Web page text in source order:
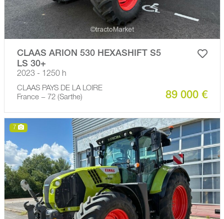
CLAAS ARION 530 HEXASHIFT S5
LS 30+
2023 - 1250 h
CLAAS PAYS DE LA LOIRE
France − 72 (Sarthe)
89 000 €
7